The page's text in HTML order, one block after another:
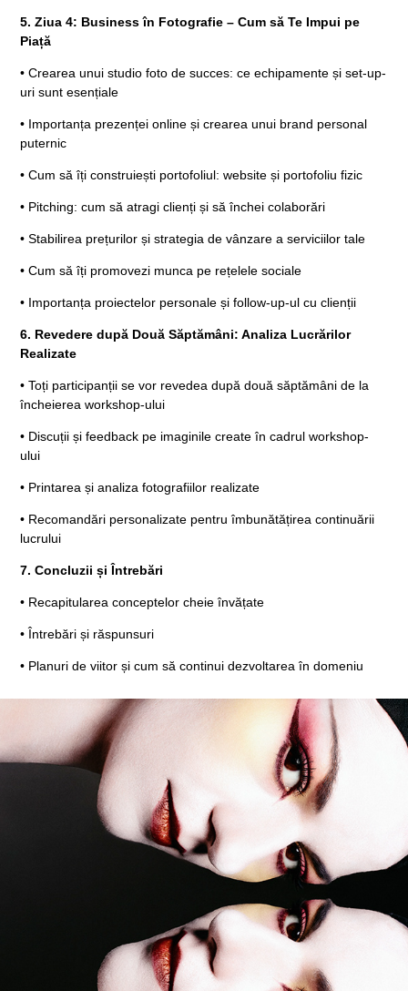
5. Ziua 4: Business în Fotografie – Cum să Te Impui pe
Piață
• Crearea unui studio foto de succes: ce echipamente și set-up-
uri sunt esențiale
• Importanța prezenței online și crearea unui brand personal
puternic
• Cum să îți construiești portofoliul: website și portofoliu fizic
• Pitching: cum să atragi clienți și să închei colaborări
• Stabilirea prețurilor și strategia de vânzare a serviciilor tale
• Cum să îți promovezi munca pe rețelele sociale
• Importanța proiectelor personale și follow-up-ul cu clienții
6. Revedere după Două Săptămâni: Analiza Lucrărilor
Realizate
• Toți participanții se vor revedea după două săptămâni de la
încheierea workshop-ului
• Discuții și feedback pe imaginile create în cadrul workshop-
ului
• Printarea și analiza fotografiilor realizate
• Recomandări personalizate pentru îmbunătățirea continuării
lucrului
7. Concluzii și Întrebări
• Recapitularea conceptelor cheie învățate
• Întrebări și răspunsuri
• Planuri de viitor și cum să continui dezvoltarea în domeniu